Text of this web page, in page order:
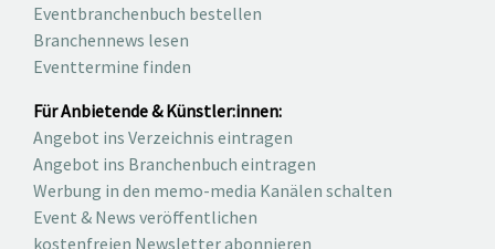
Eventbranchenbuch bestellen
Branchennews lesen
Eventtermine finden
Für Anbietende & Künstler:innen:
Angebot ins Verzeichnis eintragen
Angebot ins Branchenbuch eintragen
Werbung in den memo-media Kanälen schalten
Event & News veröffentlichen
kostenfreien Newsletter abonnieren